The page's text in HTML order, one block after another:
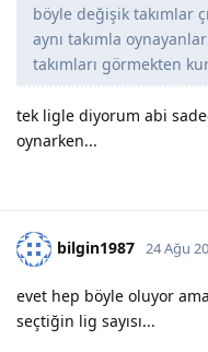
böyle değişik takımlar
aynı takımla
takımları görmekten
tek ligle diyorum abi
oynarken...
bilgin1987 24 Ağu
evet hep böyle oluyor
seçtiğin lig sayısı...